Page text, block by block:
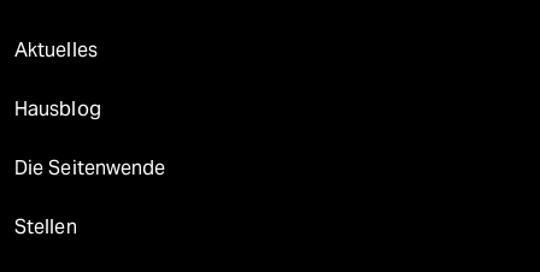
Aktuelles
Hausblog
Die Seitenwende
Stellen